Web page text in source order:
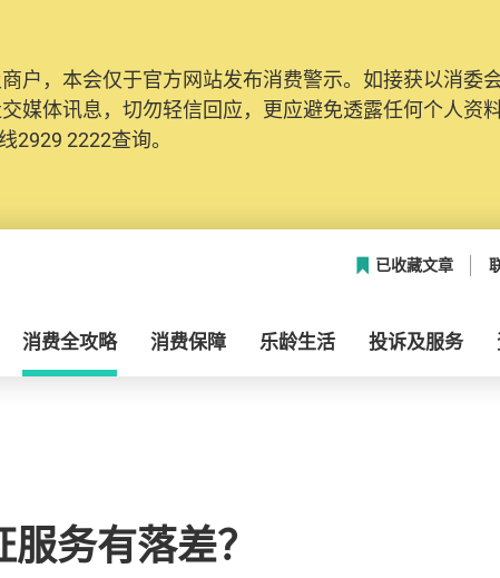
户，本会仅于官方网站发布消费警示。如接获以消委
媒体讯息，切勿轻信回应，更应避免透露任何个人资
2929 2222查询。
已收藏文章
消费全攻略 消费保障 乐龄生活 投诉及服务
务有落差？